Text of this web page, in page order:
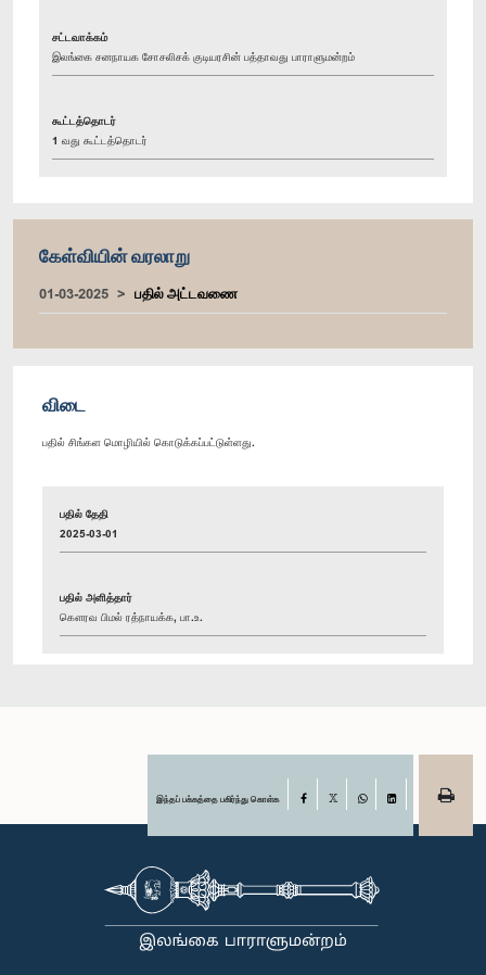
சட்டவாக்கம்
இலங்கை சனநாயக சோசலிசக் குடியரசின் பத்தாவது பாராளுமன்றம்
கூட்டத்தொடர்
1 வது கூட்டத்தொடர்
கேள்வியின் வரலாறு
01-03-2025 பதில் அட்டவணை
விடை
பதில் சிங்கள மொழியில் கொடுக்கப்பட்டுள்ளது.
பதில் தேதி
2025-03-01
பதில் அளித்தார்
கௌரவ பிமல் ரத்நாயக்க, பா.உ.
இந்தப் பக்கத்தை பகிர்ந்து கொள்க Facebook